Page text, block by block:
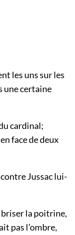
les uns sur les
une certaine
cardinal;
face de deux
Jussac lui-
briser la poitrine,
pas l’ombre,